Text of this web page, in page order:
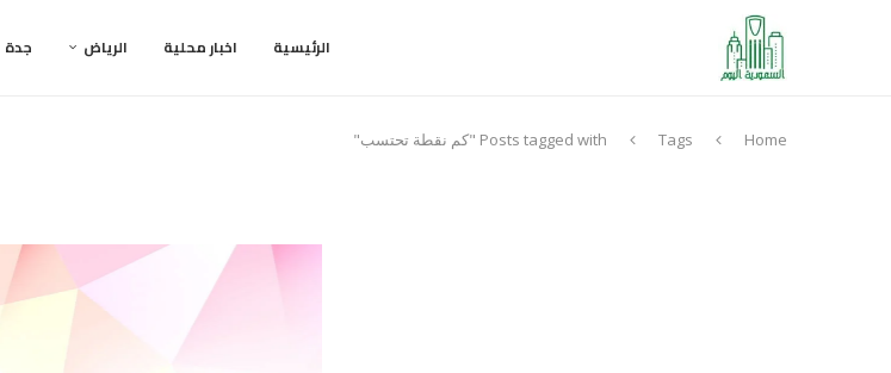
الرئيسية اخبار محلية الرياض جدة
Home
Tags Posts tagged with "كم نقطة تحتسب"